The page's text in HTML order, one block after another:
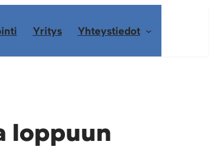
Yritys Yhteystiedot
loppuun